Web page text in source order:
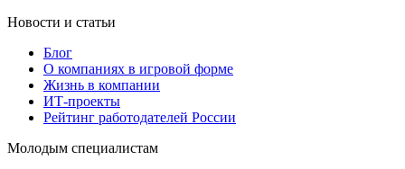
Новости и статьи
Блог
О компаниях в игровой форме
Жизнь в компании
ИТ-проекты
Рейтинг работодателей России
Молодым специалистам